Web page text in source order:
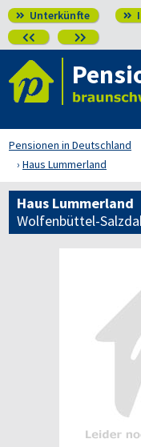
 Unterkünfte 
 
Pensionen in Deutschland
Haus Lummerland
Haus Lummerland
Wolfenbüttel-